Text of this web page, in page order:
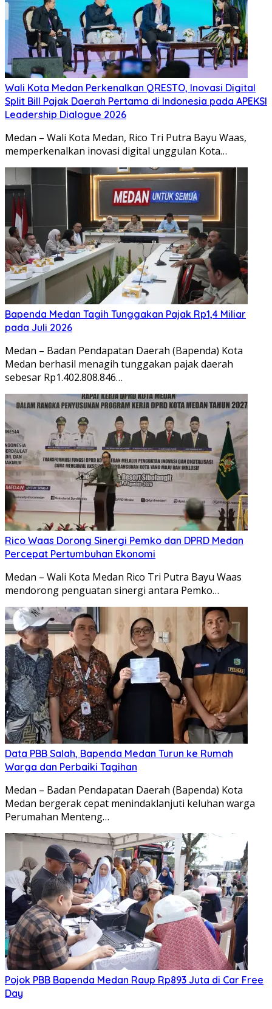
Wali Kota Medan Perkenalkan QRESTO, Inovasi Digital
Split Bill Pajak Daerah Pertama di Indonesia pada APEKSI
Leadership Dialogue 2026
Medan – Wali Kota Medan, Rico Tri Putra Bayu Waas,
memperkenalkan inovasi digital unggulan Kota…
Bapenda Medan Tagih Tunggakan Pajak Rp1,4 Miliar
pada Juli 2026
Medan – Badan Pendapatan Daerah (Bapenda) Kota
Medan berhasil menagih tunggakan pajak daerah
sebesar Rp1.402.808.846…
Rico Waas Dorong Sinergi Pemko dan DPRD Medan
Percepat Pertumbuhan Ekonomi
Medan – Wali Kota Medan Rico Tri Putra Bayu Waas
mendorong penguatan sinergi antara Pemko…
Data PBB Salah, Bapenda Medan Turun ke Rumah
Warga dan Perbaiki Tagihan
Medan – Badan Pendapatan Daerah (Bapenda) Kota
Medan bergerak cepat menindaklanjuti keluhan warga
Perumahan Menteng…
Pojok PBB Bapenda Medan Raup Rp893 Juta di Car Free
Day